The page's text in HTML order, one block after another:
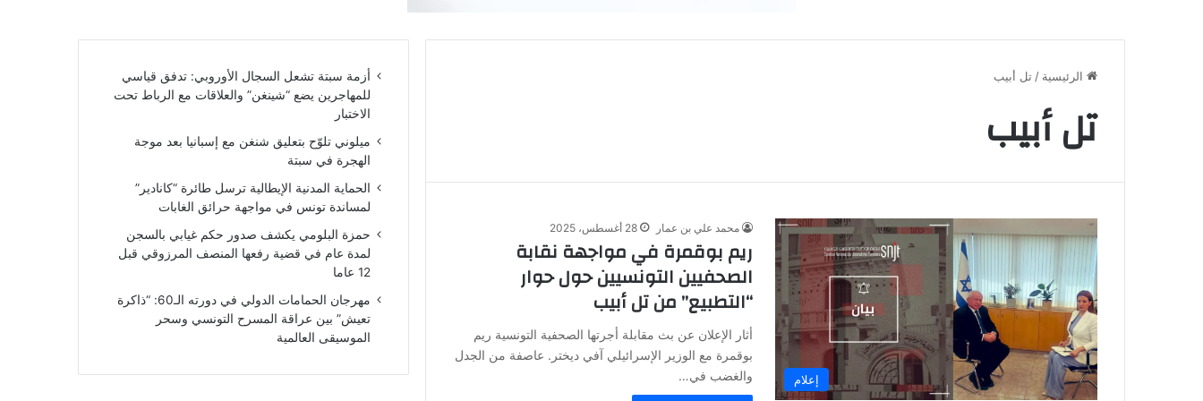
الرئيسية / تل أبيب
تل أبيب
إعلام
محمد علي بن عمار 28 أغسطس، 2025
ريم بوقمرة في مواجهة نقابة
الصحفيين التونسيين حول حوار
“التطبيع” من تل أبيب
​أثار الإعلان عن بث مقابلة أجرتها الصحفية التونسية ريم
بوقمرة مع الوزير الإسرائيلي آفي ديختر. عاصفة من الجدل
والغضب في…
أزمة سبتة تشعل السجال الأوروبي: تدفق قياسي
للمهاجرين يضع “شينغن” والعلاقات مع الرباط تحت
الاختبار
ميلوني تلوّح بتعليق شنغن مع إسبانيا بعد موجة
الهجرة في سبتة
الحماية المدنية الإيطالية ترسل طائرة “كانادير”
لمساندة تونس في مواجهة حرائق الغابات
حمزة البلومي يكشف صدور حكم غيابي بالسجن
لمدة عام في قضية رفعها المنصف المرزوقي قبل
12 عاما
مهرجان الحمامات الدولي في دورته الـ60: “ذاكرة
تعيش” بين عراقة المسرح التونسي وسحر
الموسيقى العالمية